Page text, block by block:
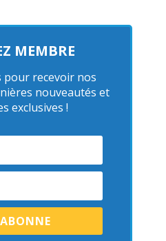
MEMBRE
pour recevoir nos
nouveautés et
exclusives !